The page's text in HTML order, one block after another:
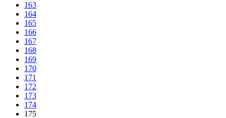
163
164
165
166
167
168
169
170
171
172
173
174
175